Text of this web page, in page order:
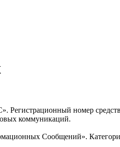
номер
коммуникаций.
Сообщений».